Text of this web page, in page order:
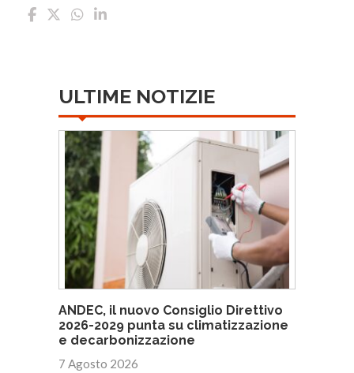
ULTIME NOTIZIE
ANDEC, il nuovo Consiglio Direttivo
2026-2029 punta su climatizzazione
e decarbonizzazione
7 Agosto 2026